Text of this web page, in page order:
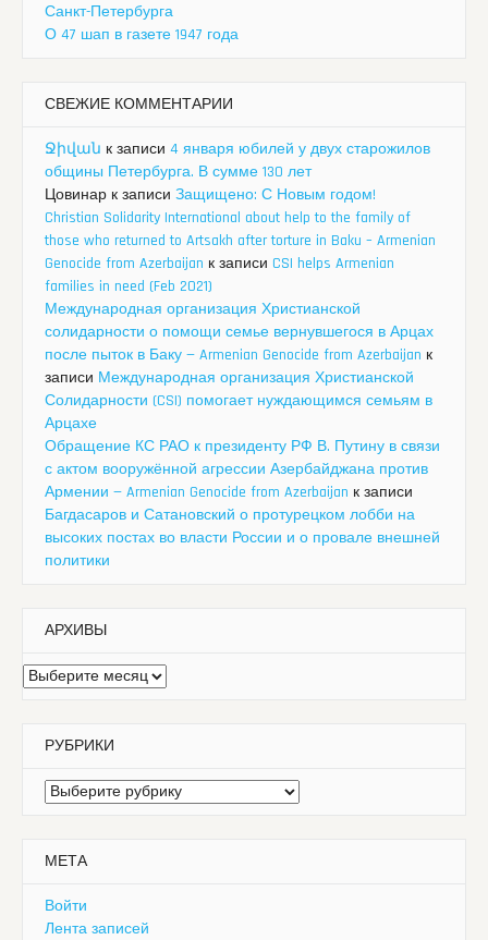
Санкт-Петербурга
О 47 шап в газете 1947 года
СВЕЖИЕ КОММЕНТАРИИ
Ջիվան к записи 4 января юбилей у двух старожилов
общины Петербурга. В сумме 130 лет
Цовинар к записи Защищено: С Новым годом!
Christian Solidarity International about help to the family of
those who returned to Artsakh after torture in Baku – Armenian
Genocide from Azerbaijan к записи CSI helps Armenian
families in need (Feb 2021)
Международная организация Христианской
солидарности о помощи семье вернувшегося в Арцах
после пыток в Баку — Armenian Genocide from Azerbaijan к
записи Международная организация Христианской
Солидарности (CSI) помогает нуждающимся семьям в
Арцахе
Обращение КС РАО к президенту РФ В. Путину в связи
с актом вооружённой агрессии Азербайджана против
Армении — Armenian Genocide from Azerbaijan к записи
Багдасаров и Сатановский о протурецком лобби на
высоких постах во власти России и о провале внешней
политики
АРХИВЫ
Архивы
РУБРИКИ
Рубрики
МЕТА
Войти
Лента записей